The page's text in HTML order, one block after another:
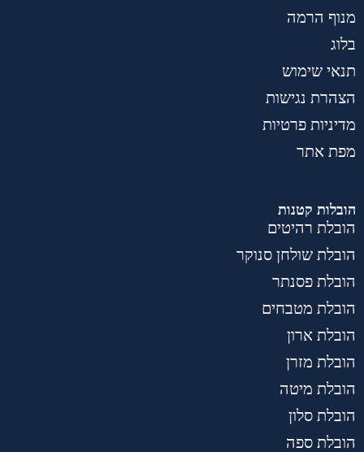
מנוף הרמה
בלוג
תנאי שימוש
הצהרת נגישות
מדיניות פרטיות
מפת אתר
הובלות קטנות
הובלת רהיטים
הובלת שולחן סנוקר
הובלת פסנתר
הובלת מטבחים
הובלת ארון
הובלת מזרן
הובלת מיטה
הובלת סלון
הובלת ספה